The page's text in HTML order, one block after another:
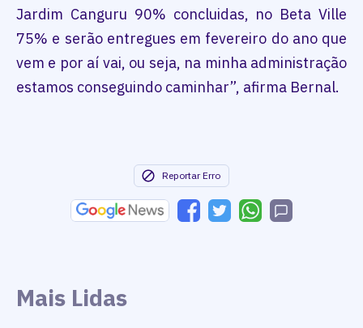
Jardim Canguru 90% concluidas, no Beta Ville
75% e serão entregues em fevereiro do ano que
vem e por aí vai, ou seja, na minha administração
estamos conseguindo caminhar”, afirma Bernal.
Reportar Erro
Mais Lidas